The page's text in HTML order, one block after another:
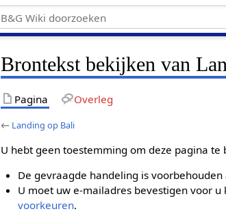
Brontekst bekijken van
Pagina Overleg
← Landing op Bali
U hebt geen toestemming om deze pagina te
De gevraagde handeling is
U moet uw e-mailadres bevestigen voor
voorkeuren.